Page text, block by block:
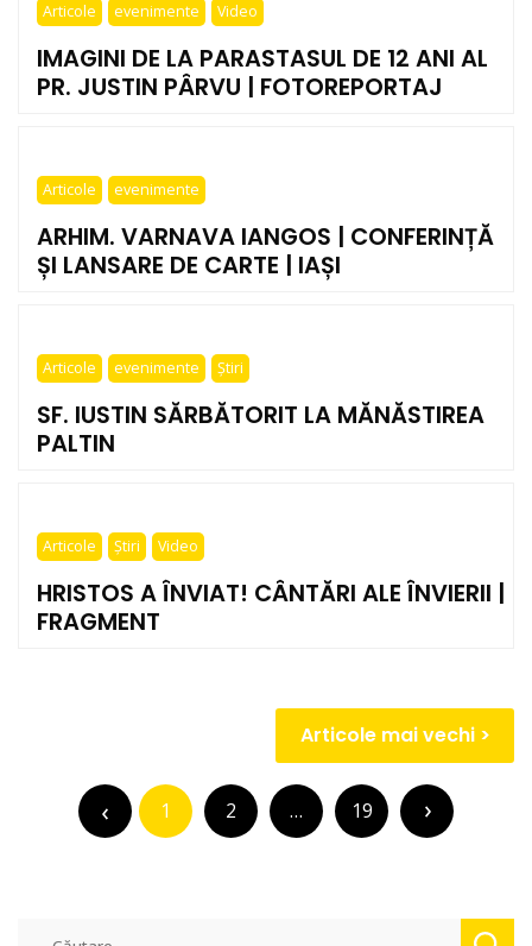
Articole evenimente Video
IMAGINI DE LA PARASTASUL DE 12 ANI AL
PR. JUSTIN PÂRVU | FOTOREPORTAJ
Articole evenimente
ARHIM. VARNAVA IANGOS | CONFERINȚĂ
ȘI LANSARE DE CARTE | IAȘI
Articole evenimente Știri
SF. IUSTIN SĂRBĂTORIT LA MĂNĂSTIREA
PALTIN
Articole Știri Video
HRISTOS A ÎNVIAT! CÂNTĂRI ALE ÎNVIERII |
FRAGMENT
articole
Articole mai vechi
articole
1 2 … 19